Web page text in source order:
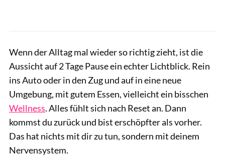
Wenn der Alltag mal wieder so richtig zieht, ist die
Aussicht auf 2 Tage Pause ein echter Lichtblick. Rein
ins Auto oder in den Zug und auf in eine neue
Umgebung, mit gutem Essen, vielleicht ein bisschen
Wellness. Alles fühlt sich nach Reset an. Dann
kommst du zurück und bist erschöpfter als vorher.
Das hat nichts mit dir zu tun, sondern mit deinem
Nervensystem.